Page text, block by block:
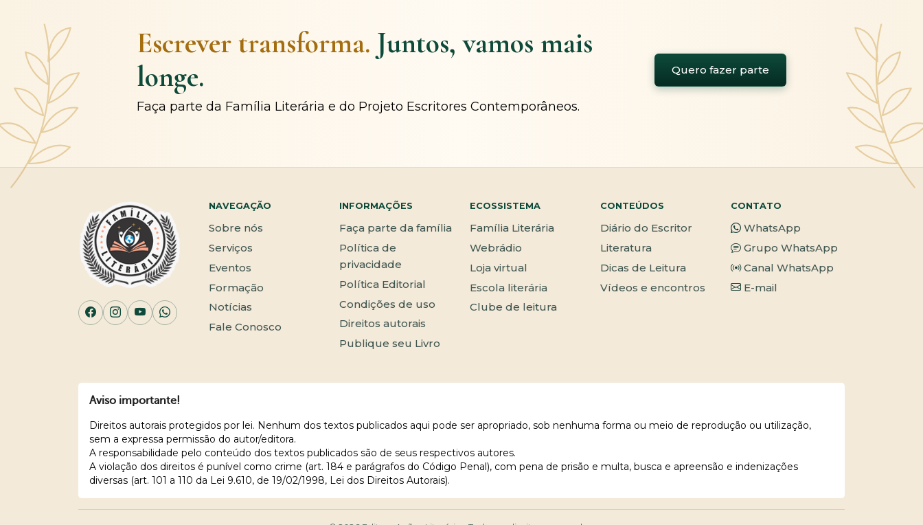
Escrever transforma. Juntos, vamos mais
longe.
Faça parte da Família Literária e do Projeto Escritores Contemporâneos.
Quero fazer parte
NAVEGAÇÃO
Sobre nós
Serviços
Eventos
Formação
Notícias
Fale Conosco
INFORMAÇÕES
Faça parte da família
Política de
privacidade
Política Editorial
Condições de uso
Direitos autorais
Publique seu Livro
ECOSSISTEMA
Família Literária
Webrádio
Loja virtual
Escola literária
Clube de leitura
CONTEÚDOS
Diário do Escritor
Literatura
Dicas de Leitura
Vídeos e encontros
CONTATO
WhatsApp
Grupo WhatsApp
Canal WhatsApp
E-mail
Aviso importante!
Direitos autorais protegidos por lei. Nenhum dos textos publicados aqui pode ser apropriado, sob nenhuma forma ou meio de reprodução ou utilização,
sem a expressa permissão do autor/editora.
A responsabilidade pelo conteúdo dos textos publicados são de seus respectivos autores.
A violação dos direitos é punível como crime (art. 184 e parágrafos do Código Penal), com pena de prisão e multa, busca e apreensão e indenizações
diversas (art. 101 a 110 da Lei 9.610, de 19/02/1998, Lei dos Direitos Autorais).